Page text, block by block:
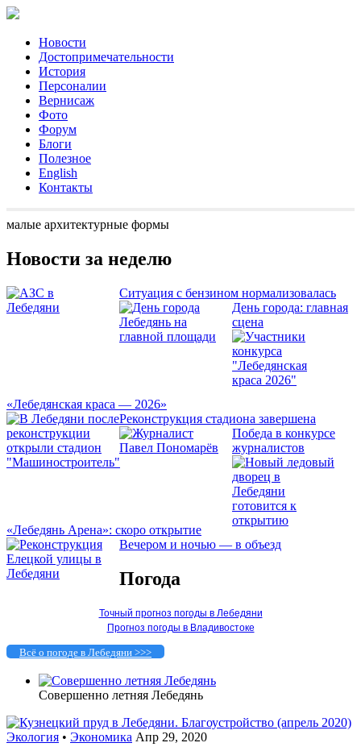
Новости
Достопримечательности
История
Персоналии
Вернисаж
Фото
Форум
Блоги
Полезное
English
Контакты
малые архитектурные формы
Новости за неделю
Ситуация с бензином нормализовалась
День города: главная
сцена
«Лебедянская краса — 2026»
Реконструкция стадиона завершена
Победа в конкурсе
журналистов
«Лебедянь Арена»: скоро открытие
Вечером и ночью — в объезд
Погода
Точный прогноз погоды в Лебедяни
Прогноз погоды в Владивостоке
Всё о погоде в Лебедяни >>>
Совершенно летняя Лебедянь
Экология • Экономика Апр 29, 2020